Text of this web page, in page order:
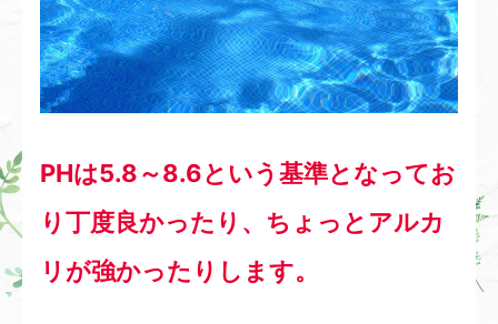
PHは5.8～8.6という基準となってお
り丁度良かったり、ちょっとアルカ
リが強かったりします。